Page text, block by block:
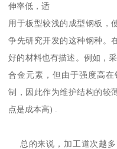
伸率低，适
用于板型较浅的成型钢板，
争先研究开发的这种钢种。
好的材料也有描述。例如，
合金元素，但由于强度高
制，因此作为维护结构的较
点是成本高) .
总的来说，加工道次越多